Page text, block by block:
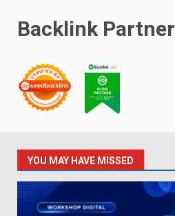
Backlink Partner
YOU MAY HAVE MISSED